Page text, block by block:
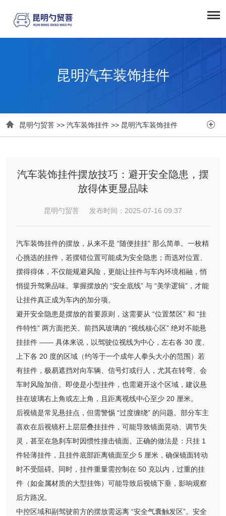
昆明汽车装饰挂件
 昆明勺贸菩 >> 汽车装饰挂件 >> 昆明汽车装饰挂件 
汽车装饰挂件摆放技巧：避开安全隐患，摆
放得体更显品味
昆明勺贸菩 发布时间：2025-07-16 09:37
汽车装饰挂件的摆放，从来不是 “随便挂挂” 那么简单。一枚精
心挑选的挂件，若摆错位置可能成为安全隐患；而选对位置、
摆得得体，不仅能规避风险，更能让挂件与车内环境相融，悄
悄提升驾乘品味。掌握摆放的 “安全底线” 与 “美学逻辑”，才能
让挂件真正成为车内的加分项。
避开安全隐患是摆放的首要原则，这需要从 “位置禁区” 和 “挂
件特性” 两方面把关。前挡风玻璃的 “视线核心区” 绝对不能悬
挂挂件 —— 具体来说，以驾驶位视线为中心，左右各 30 度、
上下各 20 度的区域（约等于一个成年人拳头大小的范围）若
有挂件，极易遮挡对向车辆、信号灯或行人，尤其在转弯、会
车时风险加倍。即使是小型挂件，也需避开这个区域，建议悬
挂在玻璃右上角或左上角，且距离视线中心至少 20 厘米。
后视镜是常见悬挂点，但需警惕 “过度缠绕” 的问题。部分车主
喜欢在后视镜杆上层层叠挂挂件，可能导致镜面晃动、调节失
灵，甚至在急刹车时因惯性撞击镜面。正确的做法是：只挂 1
件轻薄挂件，且挂件底部距离镜面至少 5 厘米，确保镜面转动
时不受阻碍。同时，挂件重量需控制在 50 克以内，过重的挂
件（如金属材质的大型挂饰）可能导致后视镜下垂，影响观察
后方路况。
中控区域和副驾驶前方的摆放需远离 “安全气囊触发区”。安全